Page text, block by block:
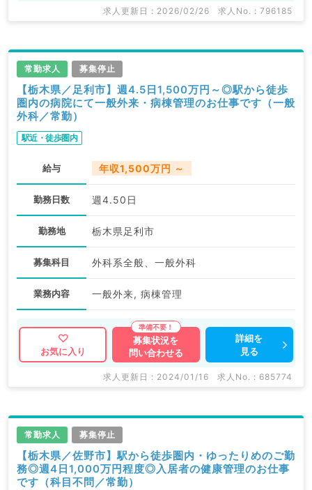
求人更新日 : 2026/02/26 求人No. : 796185
常勤求人 募集停止
【栃木県／足利市】週4.5日1,500万円～◎駅から徒歩
圏内の病院にて一般外来・病棟管理のお仕事です（一般
外科／常勤）
駅近・徒歩圏内
給与 年収1,500万円 ～
勤務日数 週4.50日
勤務地 栃木県足利市
募集科目 外科系全般、一般外科
業務内容 一般外来, 病棟管理
お気に入り
募集状況を
問い合わせる
詳細を
見る
求人更新日 : 2024/01/16 求人No. : 685774
常勤求人 募集停止
【栃木県／佐野市】駅から徒歩圏内・ゆったりめのご勤
務◎週4日1,000万円程度◎入居者の健康管理のお仕事
です（科目不問／常勤）